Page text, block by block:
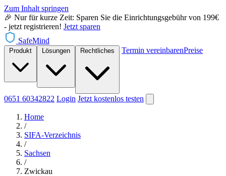
Zum Inhalt springen
🎉 Nur für kurze Zeit: Sparen Sie die Einrichtungsgebühr von 199€
- jetzt registrieren! Jetzt sparen
SafeMind
Termin vereinbarenPreise
0651 60342822 Login Jetzt kostenlos testen
Home
/
SIFA-Verzeichnis
/
Sachsen
/
Zwickau